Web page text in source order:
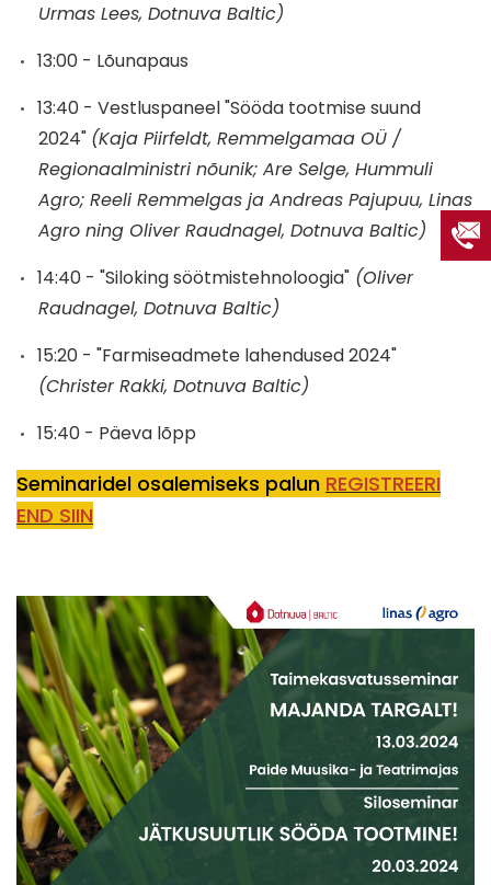
Urmas Lees, Dotnuva Baltic)
13:00 - Lõunapaus
13:40 - Vestluspaneel "Sööda tootmise suund
2024" (Kaja Piirfeldt, Remmelgamaa OÜ /
Regionaalministri nõunik; Are Selge, Hummuli
Agro; Reeli Remmelgas ja Andreas Pajupuu, Linas
Agro ning Oliver Raudnagel, Dotnuva Baltic)
14:40 - "Siloking söötmistehnoloogia" (Oliver
Raudnagel, Dotnuva Baltic)
15:20 - "Farmiseadmete lahendused 2024"
(Christer Rakki, Dotnuva Baltic)
15:40 - Päeva lõpp
Seminaridel osalemiseks palun REGISTREERI
END SIIN